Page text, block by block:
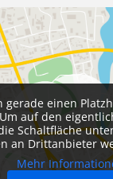
gerade einen
auf den
Schaltfläche
an Drittanbieter
Mehr